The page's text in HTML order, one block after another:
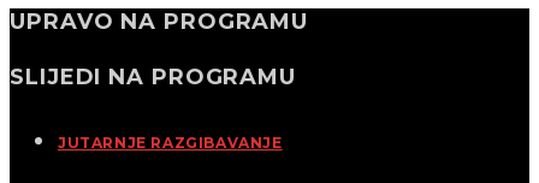
UPRAVO NA PROGRAMU
SLIJEDI NA PROGRAMU
JUTARNJE RAZGIBAVANJE